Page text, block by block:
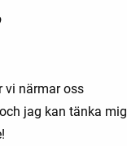
vi närmar oss
jag kan tänka mig